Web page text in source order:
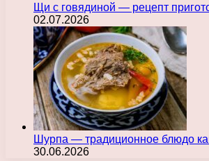
Щи с говядиной — рецепт
02.07.2026
Шурпа — традиционное блюдо
30.06.2026